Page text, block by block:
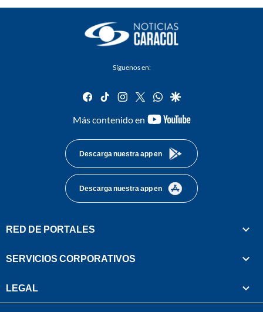
Síguenos en:
facebook
tiktok instagram
twitterwhatsapp
google
Más contenido en
youtube-
Descarga nuestra app en
Descarga nuestra app en
RED DE PORTALES
SERVICIOS CORPORATIVOS
LEGAL